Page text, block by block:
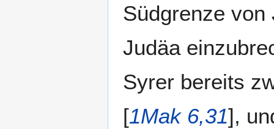
Südgrenze von
Judäa
Syrer bereits
[1Mak 6,31],